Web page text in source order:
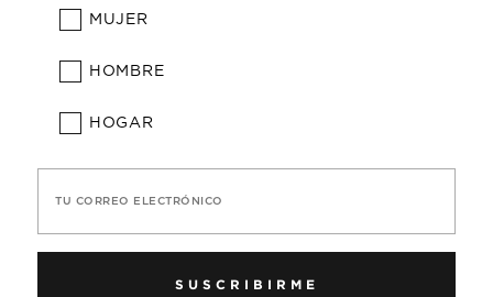
MUJER
HOMBRE
HOGAR
TU CORREO ELECTRÓNICO
SUSCRIBIRME